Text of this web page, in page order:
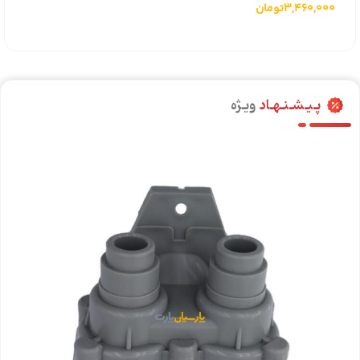
آبسردکن و یخچال ویترینی
3,460,000تومان
پـیـشـنـهـادویـژه